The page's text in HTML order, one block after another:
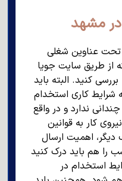
در مشهد
عناوین شغلی
از طریق سایت جویا
کنید. البته باید
شرایط کاری استخدام
ندارد و در واقع
کار به قوانین
دیگر، اهمیت ارسال
را هم باید درک کنید
استخدام در